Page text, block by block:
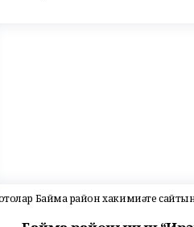
Баймаҡ район хакимиәте